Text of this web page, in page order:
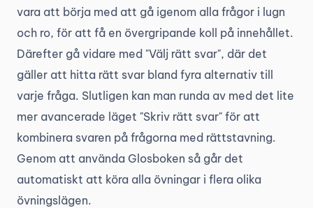
vara att börja med att gå igenom alla frågor i lugn
och ro, för att få en övergripande koll på innehållet.
Därefter gå vidare med "Välj rätt svar", där det
gäller att hitta rätt svar bland fyra alternativ till
varje fråga. Slutligen kan man runda av med det lite
mer avancerade läget "Skriv rätt svar" för att
kombinera svaren på frågorna med rättstavning.
Genom att använda Glosboken så går det
automatiskt att köra alla övningar i flera olika
övningslägen.